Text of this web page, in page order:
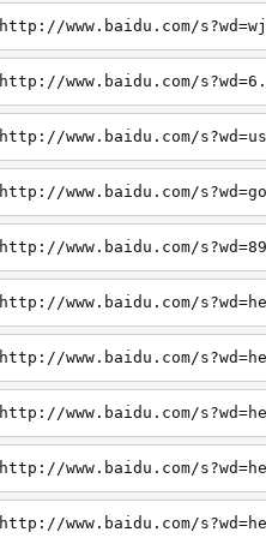
http://www.baidu.com/
http://www.baidu.com/
http://www.baidu.com/
http://www.baidu.com/
http://www.baidu.com/
http://www.baidu.com/
http://www.baidu.com/
http://www.baidu.com/
http://www.baidu.com/
http://www.baidu.com/